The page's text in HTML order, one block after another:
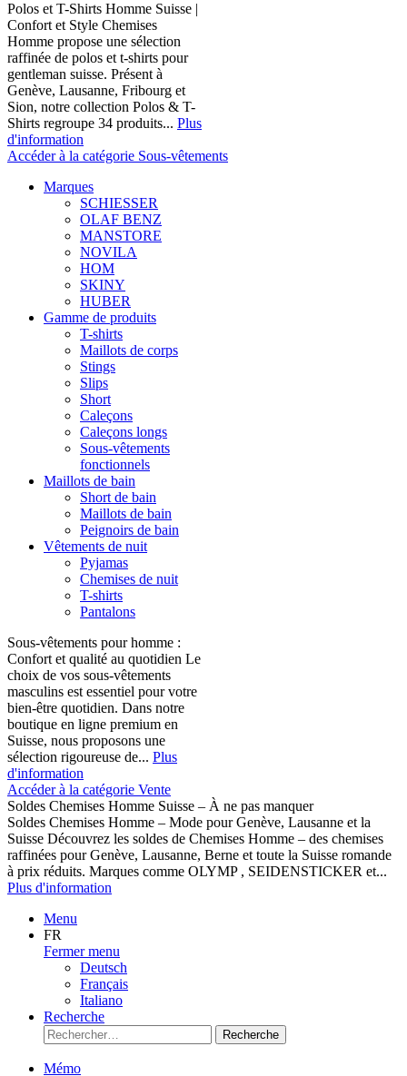
Polos et T-Shirts Homme Suisse |
Confort et Style Chemises
Homme propose une sélection
raffinée de polos et t-shirts pour
gentleman suisse. Présent à
Genève, Lausanne, Fribourg et
Sion, notre collection Polos & T-
Shirts regroupe 34 produits... Plus
d'information
Accéder à la catégorie Sous-vêtements
Marques
SCHIESSER
OLAF BENZ
MANSTORE
NOVILA
HOM
SKINY
HUBER
Gamme de produits
T-shirts
Maillots de corps
Stings
Slips
Short
Caleçons
Caleçons longs
Sous-vêtements
fonctionnels
Maillots de bain
Short de bain
Maillots de bain
Peignoirs de bain
Vêtements de nuit
Pyjamas
Chemises de nuit
T-shirts
Pantalons
Sous-vêtements pour homme :
Confort et qualité au quotidien Le
choix de vos sous-vêtements
masculins est essentiel pour votre
bien-être quotidien. Dans notre
boutique en ligne premium en
Suisse, nous proposons une
sélection rigoureuse de... Plus
d'information
Accéder à la catégorie Vente
Soldes Chemises Homme Suisse – À ne pas manquer
Soldes Chemises Homme – Mode pour Genève, Lausanne et la
Suisse Découvrez les soldes de Chemises Homme – des chemises
raffinées pour Genève, Lausanne, Berne et toute la Suisse romande
à prix réduits. Marques comme OLYMP , SEIDENSTICKER et...
Plus d'information
Menu
FR
Fermer menu
Deutsch
Français
Italiano
Recherche
Recherche
Mémo